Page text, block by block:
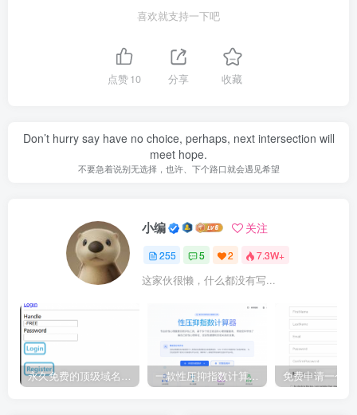
喜欢就支持一下吧
点赞10 分享 收藏
Don’t hurry say have no choice, perhaps, next intersection will
meet hope.
不要急着说别无选择，也许、下个路口就会遇见希望
小编 关注
255 5 2 7.3W+
这家伙很懒，什么都没有写...
永久免费的顶级域名 eu.org 申请教程 一款性压抑指数计算器源码